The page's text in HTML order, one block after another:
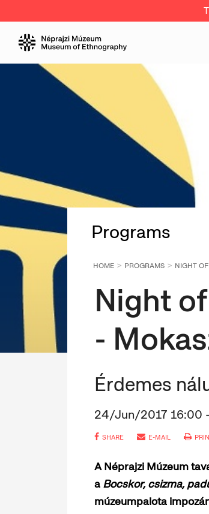
Programs
HOME PROGRAMS NIGHT
Night
-
Érdemes
24/Jun/2017 16:00
SHARE E-MAIL
A Néprajzi Múzeum
a Bocskor, csizma,
múzeumpalota